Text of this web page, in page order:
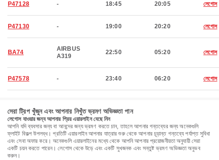
P47128 - 18:45 20:05 লেগোস
P47130 - 19:00 20:20 লেগোস
BA74
AIRBUS
A319
22:50 05:20 লেগোস
P47578 - 23:40 06:20 লেগোস
সেরা ট্রিপ খুঁজুন এবং আপনার নিখুঁত ভ্রমণ অভিজ্ঞতা পান
লেগোস যাওয়ার জন্য আপনার প্রিয় এয়ারলাইন বেছে নিন
আপনি যদি ব্যবসার জন্য বা আনন্দের জন্য ভ্রমণ করতে চান, তাহলে আপনার গন্তব্যের জন্য অনেকগুলি
ফ্লাইট বিকল্প উপলব্ধ। প্রতিটি এয়ারলাইন আপনার যাত্রার শুরু থেকে আপনার চূড়ান্ত গন্তব্যে পর্যাপ্ত সুবিধা
এবং সেবা অফার করে। অনেকগুলি এয়ারলাইনের মধ্যে থেকে আপনি আপনার প্রয়োজনীয়তা অনুযায়ী সেরা
একটি চয়ন করতে পারেন। লেগোস থেকে উড়ে এবং একটি সুখজনক এবং সন্তুষ্ট ভ্রমণ অভিজ্ঞতা অনুভব
করুন।